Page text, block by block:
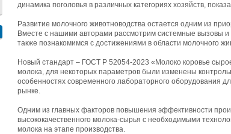
динамика поголовья в различных категориях хозяйств,
Развитие молочного животноводства остается одним из
Вместе с нашими авторами рассмотрим системные вызовы и
также познакомимся с достижениями в области молочного
Новый стандарт – ГОСТ Р 52054-2023 «Молоко коровье
молока, для некоторых параметров были изменены
особенностях современного лабораторного оборудования
рынке.
Одним из главных факторов повышения эффективности
высококачественного молока-сырья с необходимыми
молока на этапе производства.